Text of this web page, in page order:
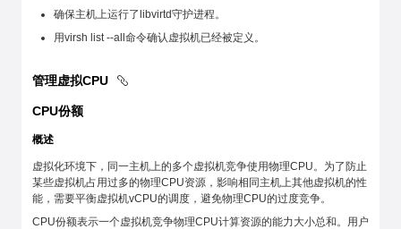
确保主机上运行了libvirtd守护进程。
用virsh list --all命令确认虚拟机已经被定义。
管理虚拟CPU
CPU份额
概述
虚拟化环境下，同一主机上的多个虚拟机竞争使用物理CPU。为了防止
某些虚拟机占用过多的物理CPU资源，影响相同主机上其他虚拟机的性
能，需要平衡虚拟机vCPU的调度，避免物理CPU的过度竞争。
CPU份额表示一个虚拟机竞争物理CPU计算资源的能力大小总和。用户